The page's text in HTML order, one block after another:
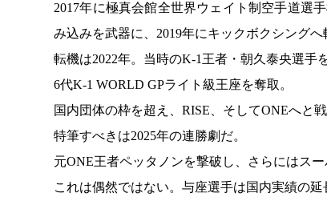
2017年に極真会館全世界ウェイト制空手道選
み込みを武器に、2019年にキックボクシングへ
転機は2022年。当時のK-1王者・朝久泰央選
6代K-1 WORLD GPライト級王座を奪取。
国内団体の枠を超え、RISE、そしてONEへと
特筆すべきは2025年の連勝劇だ。
元ONE王者ペッタノンを撃破し、さらにはスー
これは偶然ではない。与座選手は国内実績の